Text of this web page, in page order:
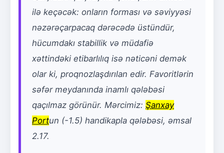
ilə keçəcək: onların forması və səviyyəsi
nəzərəçarpacaq dərəcədə üstündür,
hücumdakı stabillik və müdafiə
xəttindəki etibarlılıq isə nəticəni demək
olar ki, proqnozlaşdırılan edir. Favoritlərin
səfər meydanında inamlı qələbəsi
qaçılmaz görünür. Mərcimiz: Şanxay
Portun (-1.5) handikapla qələbəsi, əmsal
2.17.